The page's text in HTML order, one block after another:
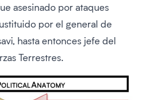
asesinado por ataques
por el general de
hasta entonces jefe del
Terrestres.